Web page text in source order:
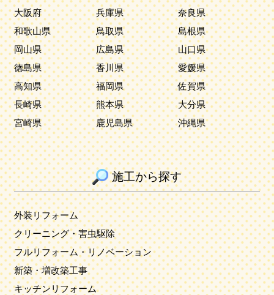
大阪府
兵庫県
奈良県
和歌山県
鳥取県
島根県
岡山県
広島県
山口県
徳島県
香川県
愛媛県
高知県
福岡県
佐賀県
長崎県
熊本県
大分県
宮崎県
鹿児島県 沖縄県
施工から探す
外装リフォーム
クリーニング・害虫駆除
フルリフォーム・リノベーション
新築・増改築工事
キッチンリフォーム